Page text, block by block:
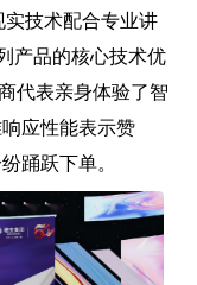
技术配合专业讲
产品的核心技术优
代表亲身体验了智
应性能表示赞
踊跃下单。